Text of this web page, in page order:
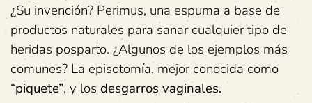
¿Su invención? Perimus, una espuma a base de
productos naturales para sanar cualquier tipo de
heridas posparto. ¿Algunos de los ejemplos más
comunes? La episotomía, mejor conocida como
“piquete”, y los desgarros vaginales.